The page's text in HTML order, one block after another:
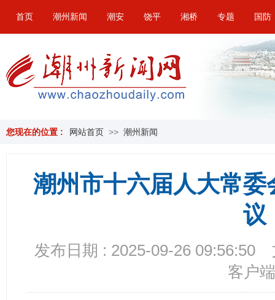
首页 潮州新闻 潮安 饶平 湘桥 专题 国防
您现在的位置 : 网站首页 >> 潮州新闻
潮州市十六届人大常
议
发布日期 : 2025-09-26 09:56:50
客户端